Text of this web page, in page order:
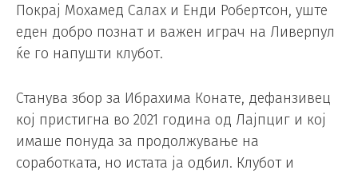
Покрај Мохамед Салах и Енди Робертсон, уште
еден добро познат и важен играч на Ливерпул
ќе го напушти клубот.
Станува збор за Ибрахима Конате, дефанзивец
кој пристигна во 2021 година од Лајпциг и кој
имаше понуда за продолжување на
соработката, но истата ја одбил. Клубот и